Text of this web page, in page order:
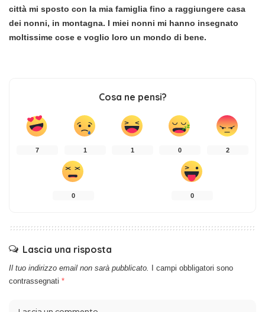
città mi sposto con la mia famiglia fino a raggiungere casa
dei nonni, in montagna. I miei nonni mi hanno insegnato
moltissime cose e voglio loro un mondo di bene.
Cosa ne pensi?
7 1 1 0 2
0 0
Lascia una risposta
Il tuo indirizzo email non sarà pubblicato. I campi obbligatori sono
contrassegnati *